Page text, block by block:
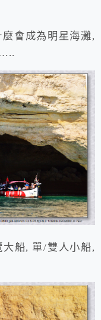
會成為明星海灘,
船, 單/雙人小船,